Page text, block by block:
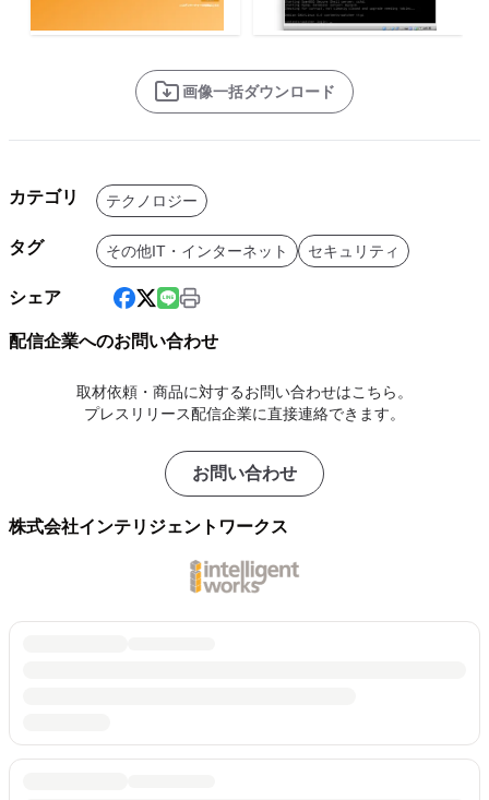
画像一括ダウンロード
カテゴリ テクノロジー
タグ その他IT・インターネット セキュリティ
シェア
配信企業へのお問い合わせ
取材依頼・商品に対するお問い合わせはこちら。
プレスリリース配信企業に直接連絡できます。
お問い合わせ
株式会社インテリジェントワークス